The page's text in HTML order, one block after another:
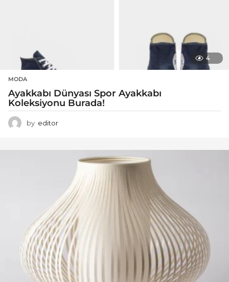
4
MODA
Ayakkabı Dünyası Spor Ayakkabı
Koleksiyonu Burada!
by editor